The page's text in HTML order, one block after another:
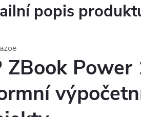
popis
ZBook Power